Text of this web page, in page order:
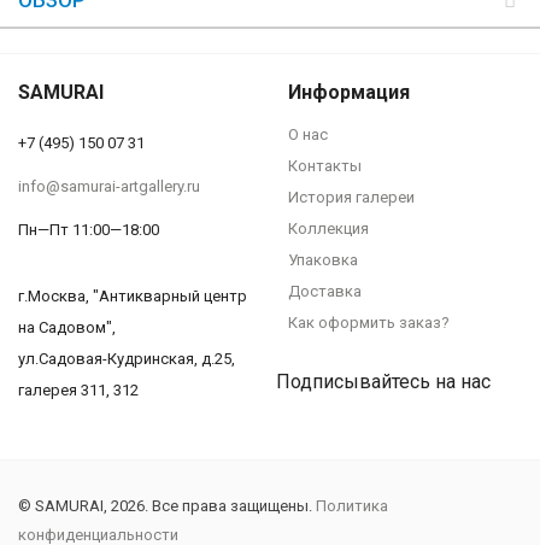
SAMURAI
+7 (495) 150 07 31
info@samurai-artgallery.ru
Пн—Пт 11:00—18:00
г.Москва, "Антикварный центр
на Садовом",
ул.Садовая-Кудринская, д.25,
галерея 311, 312
Информация
О нас
Контакты
История галереи
Коллекция
Упаковка
Доставка
Как оформить заказ?
Подписывайтесь на нас
© SAMURAI, 2026. Все права защищены. Политика
конфиденциальности